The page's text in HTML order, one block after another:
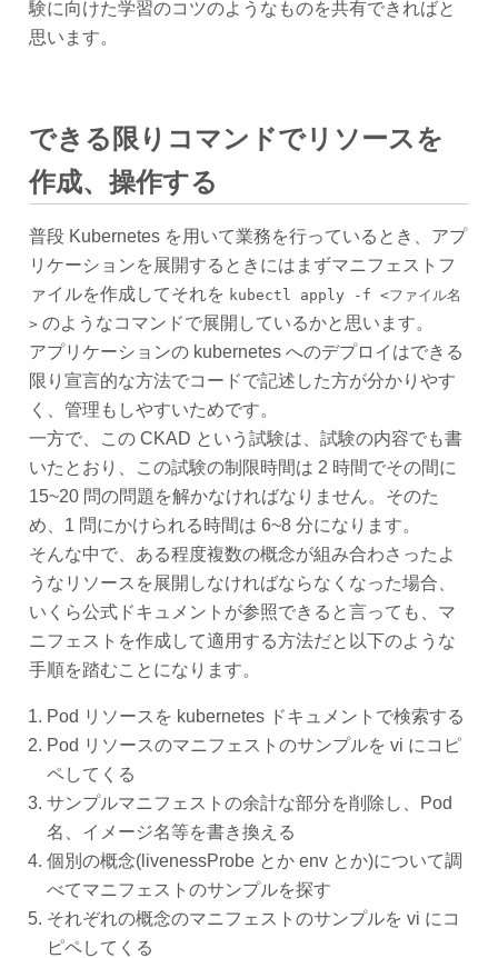
験に向けた学習のコツのようなものを共有できればと
思います。
できる限りコマンドでリソースを
作成、操作する
普段 Kubernetes を用いて業務を行っているとき、アプ
リケーションを展開するときにはまずマニフェストフ
ァイルを作成してそれを kubectl apply -f <ファイル名
>のようなコマンドで展開しているかと思います。
アプリケーションの kubernetes へのデプロイはできる
限り宣言的な方法でコードで記述した方が分かりやす
く、管理もしやすいためです。
一方で、この CKAD という試験は、試験の内容でも書
いたとおり、この試験の制限時間は 2 時間でその間に
15~20 問の問題を解かなければなりません。そのた
め、1 問にかけられる時間は 6~8 分になります。
そんな中で、ある程度複数の概念が組み合わさったよ
うなリソースを展開しなければならなくなった場合、
いくら公式ドキュメントが参照できると言っても、マ
ニフェストを作成して適用する方法だと以下のような
手順を踏むことになります。
Pod リソースを kubernetes ドキュメントで検索する
Pod リソースのマニフェストのサンプルを vi にコピ
ペしてくる
サンプルマニフェストの余計な部分を削除し、Pod
名、イメージ名等を書き換える
個別の概念(livenessProbe とか env とか)について調
べてマニフェストのサンプルを探す
それぞれの概念のマニフェストのサンプルを vi にコ
ピペしてくる